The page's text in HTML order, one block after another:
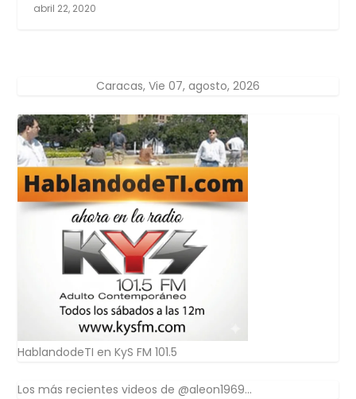
abril 22, 2020
Caracas, Vie 07, agosto, 2026
HablandodeTI en KyS FM 101.5
Los más recientes videos de @aleon1969...